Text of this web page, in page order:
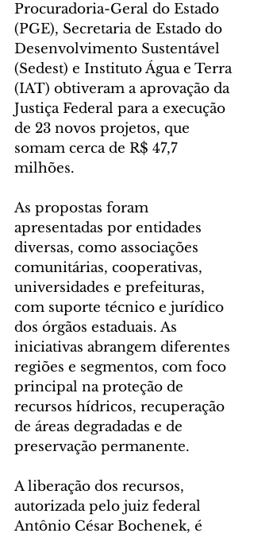
Procuradoria-Geral do Estado
(PGE), Secretaria de Estado do
Desenvolvimento Sustentável
(Sedest) e Instituto Água e Terra
(IAT) obtiveram a aprovação da
Justiça Federal para a execução
de 23 novos projetos, que
somam cerca de R$ 47,7
milhões.
As propostas foram
apresentadas por entidades
diversas, como associações
comunitárias, cooperativas,
universidades e prefeituras,
com suporte técnico e jurídico
dos órgãos estaduais. As
iniciativas abrangem diferentes
regiões e segmentos, com foco
principal na proteção de
recursos hídricos, recuperação
de áreas degradadas e de
preservação permanente.
A liberação dos recursos,
autorizada pelo juiz federal
Antônio César Bochenek, é